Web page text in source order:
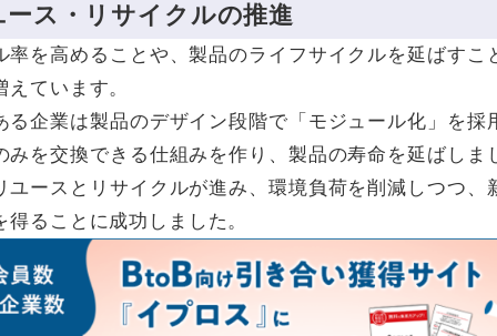
ス・リサイクルの推進
率を高めることや、製品のライフサイクルを延ばすこ
えています。
る企業は製品のデザイン段階で「モジュール化」を採
みを交換できる仕組みを作り、製品の寿命を延ばしま
ユースとリサイクルが進み、環境負荷を削減しつつ、
得ることに成功しました。